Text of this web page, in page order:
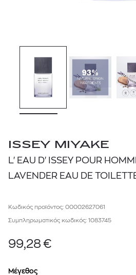
ISSEY MIYAKE
L'EAU D'ISSEY POUR
LAVENDER EAU DE
Κωδικός προϊόντος: 00002627061
Συμπληρωματικός κωδικός: 1083745
99,28 €
Μέγεθος